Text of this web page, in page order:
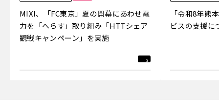
MIXI、「FC東京」夏の開幕にあわせ電
力を「へらす」取り組み「HTTシェア
観戦キャンペーン」を実施
「令和8年熊
ビスの支援に